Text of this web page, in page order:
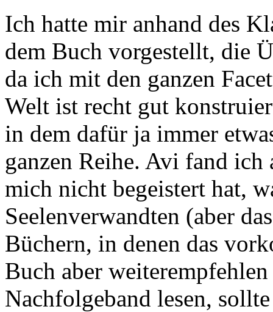
Ich hatte mir anhand des
dem Buch vorgestellt, die
da ich mit den ganzen
Welt ist recht gut
in dem dafür ja immer
ganzen Reihe. Avi fand
mich nicht begeistert hat,
Seelenverwandten (aber
Büchern, in denen das
Buch aber
Nachfolgeband lesen,